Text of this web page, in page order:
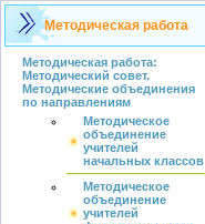
Методическая работа
Методическая работа:
Методический совет.
Методические объединения
по направлениям
Методическое
объединение
учителей
начальных классов
Методическое
объединение
учителей